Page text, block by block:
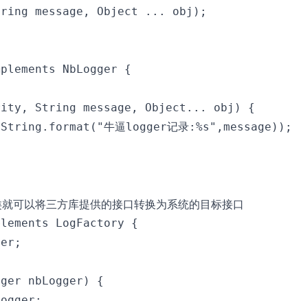
message, Object ... obj);
NbLogger {
String message, Object... obj) {
牛逼logger记录:%s",message));
可以将三方库提供的接口转换为系统的目标接口
LogFactory {
nbLogger) {